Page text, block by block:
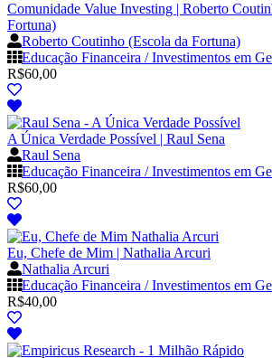
Comunidade Value Investing | Roberto
Fortuna)
Roberto Coutinho (Escola da Fortuna)
Educação Financeira / Investimentos em
R$60,00
A Única Verdade Possível | Raul Sena
Raul Sena
Educação Financeira / Investimentos em
R$60,00
Eu, Chefe de Mim | Nathalia Arcuri
Nathalia Arcuri
Educação Financeira / Investimentos em
R$40,00